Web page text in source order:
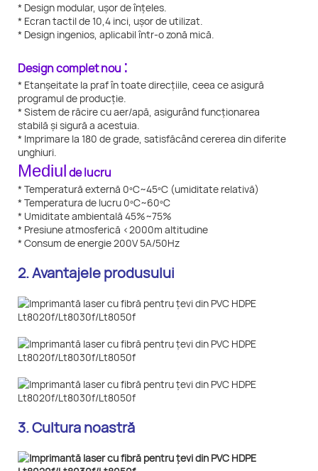
* Design modular, ușor de înțeles.
* Ecran tactil de 10,4 inci, ușor de utilizat.
* Design ingenios, aplicabil într-o zonă mică.
Design complet nou :
* Etanșeitate la praf în toate direcțiile, ceea ce asigură
programul de producție.
* Sistem de răcire cu aer/apă, asigurând funcționarea
stabilă și sigură a acestuia.
* Imprimare la 180 de grade, satisfăcând cererea din diferite
unghiuri.
Mediulde lucru
* Temperatură externă 0ºC~45ºC (umiditate relativă)
* Temperatura de lucru 0ºC~60ºC
* Umiditate ambientală 45%~75%
* Presiune atmosferică <2000m altitudine
* Consum de energie 200V 5A/50Hz
2. Avantajele produsului
3. Cultura noastră